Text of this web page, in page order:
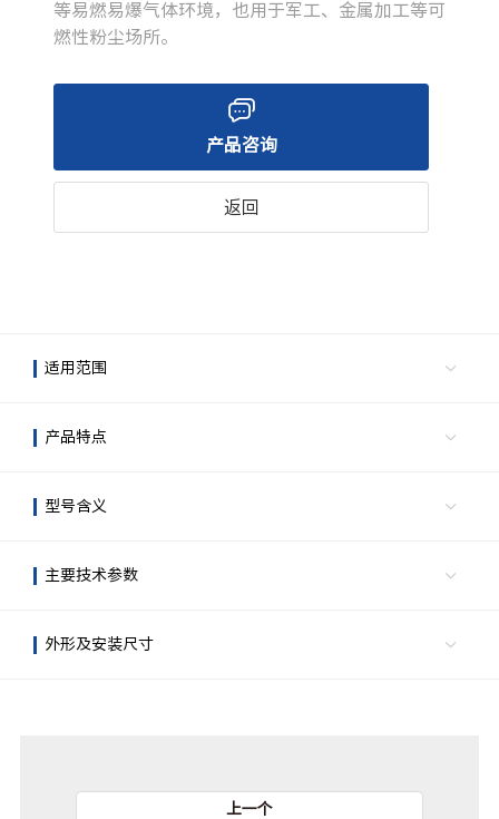
等易燃易爆气体环境，也用于军工、金属加工等可
燃性粉尘场所。
产品咨询
返回
适用范围
产品特点
型号含义
主要技术参数
外形及安装尺寸
上一个